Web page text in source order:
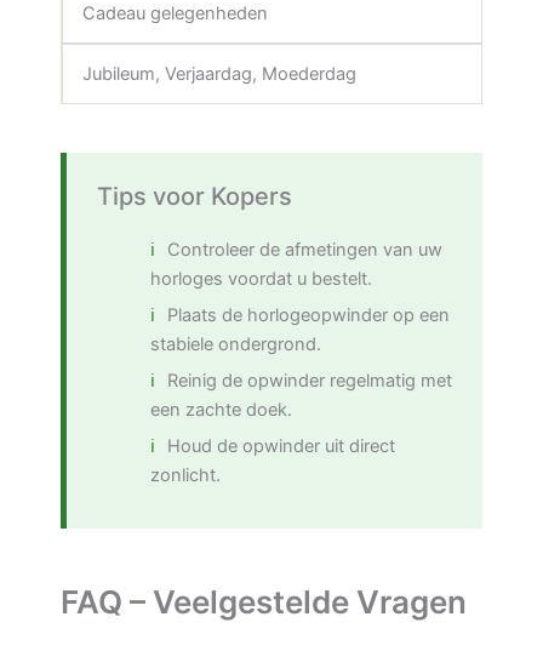
Cadeau gelegenheden
Jubileum, Verjaardag, Moederdag
Tips voor Kopers
Controleer de afmetingen van uw
horloges voordat u bestelt.
Plaats de horlogeopwinder op een
stabiele ondergrond.
Reinig de opwinder regelmatig met
een zachte doek.
Houd de opwinder uit direct
zonlicht.
FAQ – Veelgestelde Vragen